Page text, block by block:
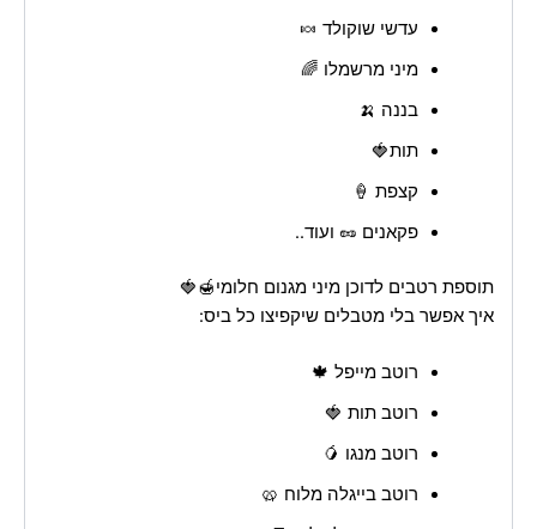
עדשי שוקולד 🍬
מיני מרשמלו 🌈
בננה 🍌
תות🍓
קצפת 🍦
פקאנים 🥜 ועוד..
תוספת רטבים לדוכן מיני מגנום חלומי🍯🍓
איך אפשר בלי מטבלים שיקפיצו כל ביס:
רוטב מייפל 🍁
רוטב תות 🍓
רוטב מנגו 🥭
רוטב בייגלה מלוח 🥨